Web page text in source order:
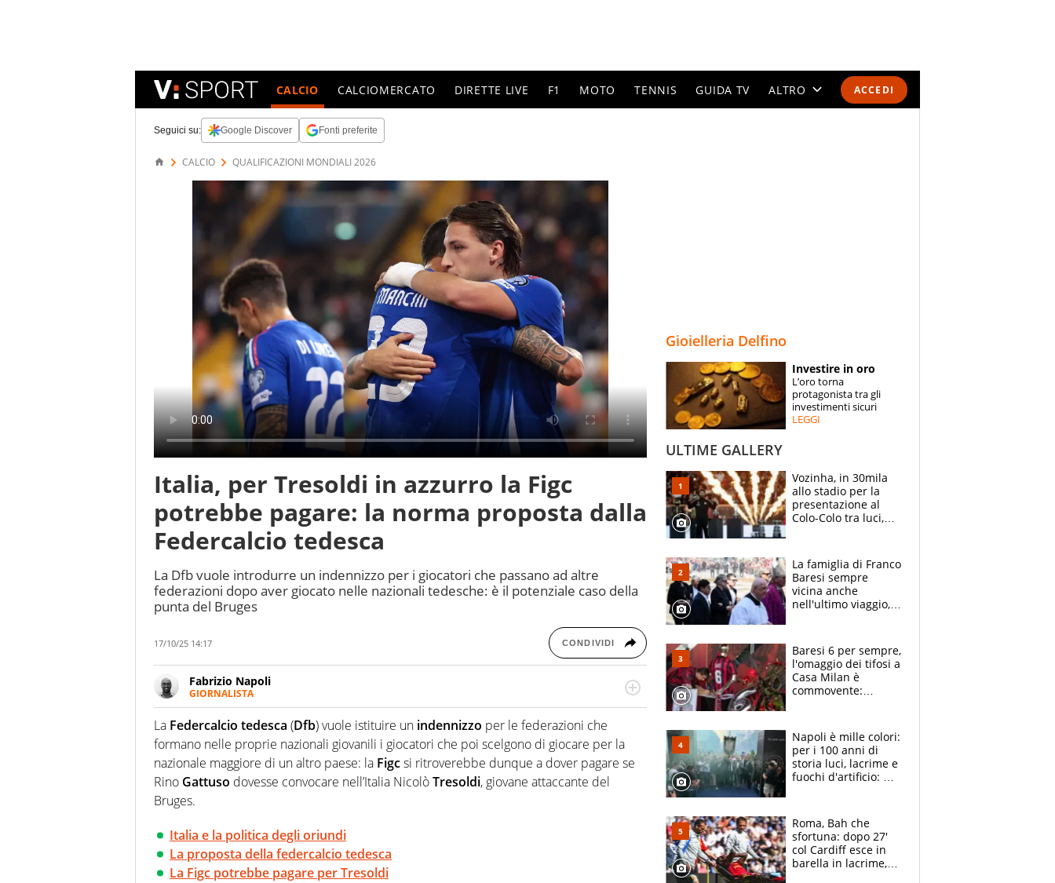
ACCEDI
CALCIO CALCIOMERCATO DIRETTE LIVE F1 MOTO TENNIS GUIDA TV ALTRO
SPECIALI
ESPERTI
Seguici su: Google Discover Fonti preferite
CALCIO QUALIFICAZIONI MONDIALI 2026
Italia, per Tresoldi in azzurro la Figc
potrebbe pagare: la norma proposta dalla
Federcalcio tedesca
La Dfb vuole introdurre un indennizzo per i giocatori che passano ad altre
federazioni dopo aver giocato nelle nazionali tedesche: è il potenziale caso della
punta del Bruges
17/10/25 14:17 CONDIVIDI
Fabrizio Napoli
GIORNALISTA
Giornalista professionista, per Virgilio Sport segue anche il calcio ma è con la
pallanuoto che esalta competenze e passioni. Cura la comunicazione di HaBaWaBa, il
più grande festival di waterpolo per bambini al mondo
La Federcalcio tedesca (Dfb) vuole istituire un indennizzo per le federazioni che
formano nelle proprie nazionali giovanili i giocatori che poi scelgono di giocare per la
nazionale maggiore di un altro paese: la Figcsi ritroverebbe dunque a dover pagare se
Rino Gattuso dovesse convocare nell’Italia NicolòTresoldi, giovane attaccante del
Bruges.
Italia e la politica degli oriundi
La proposta della federcalcio tedesca
La Figc potrebbe pagare per Tresoldi
Gioielleria Delfino
Investire in oro
L’oro torna
protagonista tra gli
investimenti sicuri
LEGGI
ULTIME GALLERY
Vozinha, in 30mila
allo stadio per la
presentazione al
Colo-Colo tra luci,
La famiglia di Franco
Baresi sempre
vicina anche
nell'ultimo viaggio,
circondati
dall'affetto dei tifosi
Baresi 6 per sempre,
l'omaggio dei tifosi a
Casa Milan è
commovente:
bigliettini
Napoli è mille colori:
per i 100 anni di
storia luci, lacrime e
fuochi d'artificio: De
Roma, Bah che
sfortuna: dopo 27'
col Cardiff esce in
barella in lacrime,